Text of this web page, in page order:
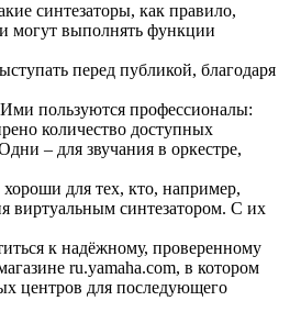
синтезаторы, как правило,
могут выполнять функции
перед публикой, благодаря
пользуются профессионалы:
количество доступных
– для звучания в оркестре,
для тех, кто, например,
виртуальным синтезатором. С их
к надёжному, проверенному
ru.yamaha.com, в котором
центров для последующего